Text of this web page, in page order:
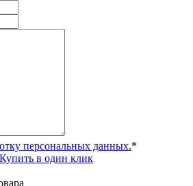
персональных данных.*
Купить в один клик